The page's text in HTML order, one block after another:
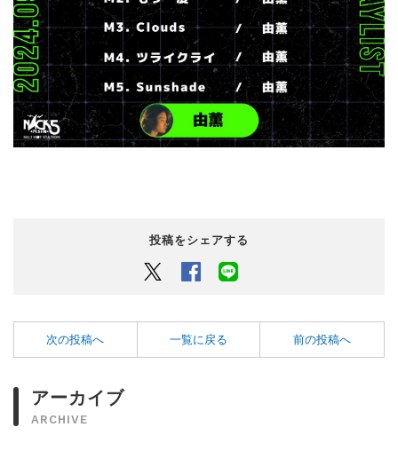
投稿をシェアする
Twitter Facebook
次の投稿へ 一覧に戻る 前の投稿へ
アーカイブ
ARCHIVE